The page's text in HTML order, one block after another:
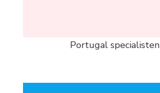
Portugal specialisten